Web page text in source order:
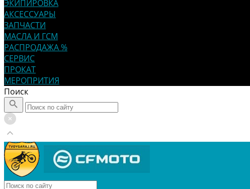
ЭКИПИРОВКА
АКСЕССУАРЫ
ЗАПЧАСТИ
МАСЛА И ГСМ
РАСПРОДАЖА %
СЕРВИС
ПРОКАТ
МЕРОПРИТИЯ
Поиск